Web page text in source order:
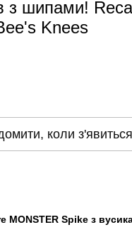
з шипами!
Knees
коли з'явиться
MONSTER Spike з